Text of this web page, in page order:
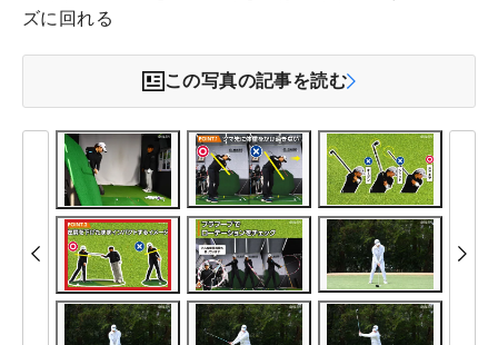
ズに回れる
この写真の記事を読む